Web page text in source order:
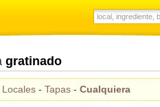
gratinado
Locales- Tapas- Cualquiera